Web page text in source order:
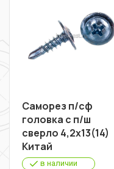
Саморез п/сф
головка с п/ш
сверло 4,2х13(14)
Китай
в наличии